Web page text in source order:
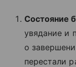
Состояние
увядание и
о
перестали